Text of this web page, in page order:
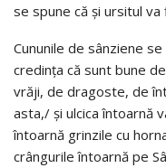
se spune că și ursitul va
Cununile de sânziene
credința că sunt bune
vrăji, de dragoste, de
asta,/ și ulcica întoarnă
întoarnă grinzile cu
crângurile întoarnă pe